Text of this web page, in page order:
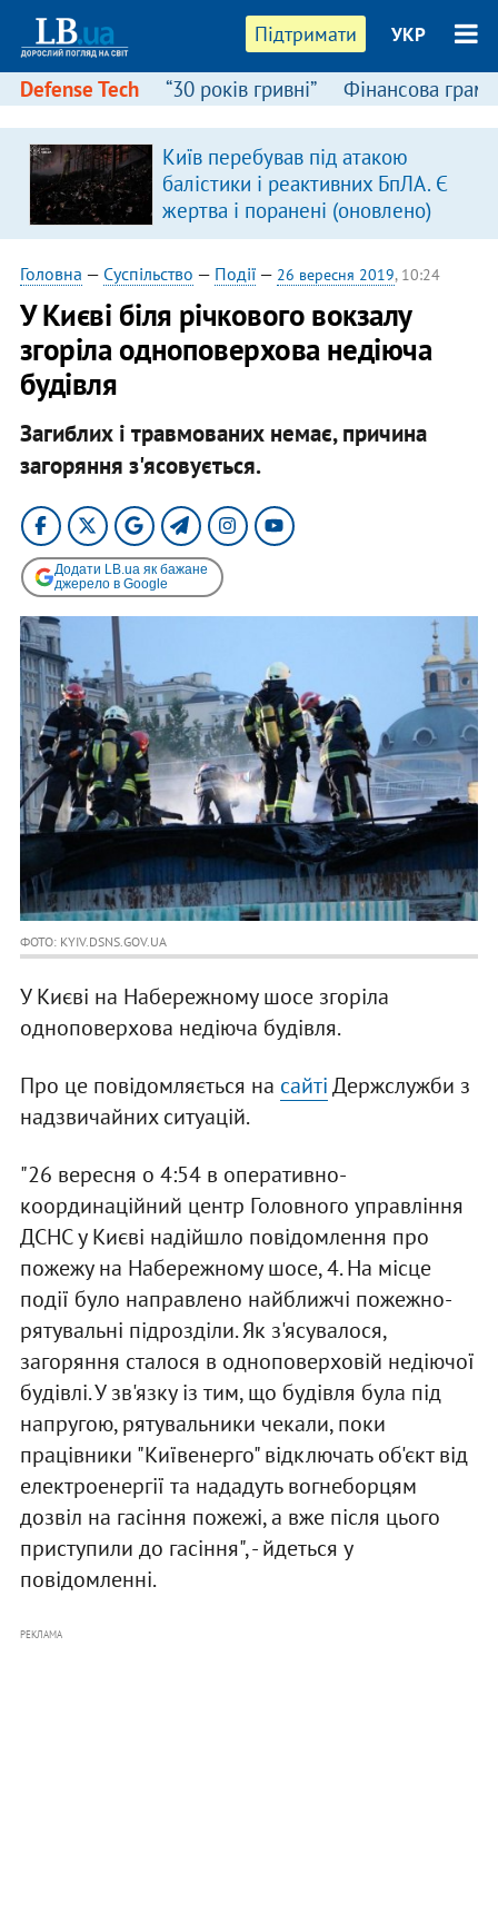
Підтримати УКР
Defense Tech “30 років гривні” Фінансова
Київ перебував під атакою
балістики і реактивних БпЛА. Є
жертва і поранені (оновлено)
Головна — Суспільство — Події— 26 вересня 2019, 10:24
У Києві біля річкового вокзалу
згоріла одноповерхова недіюча
будівля
Загиблих і травмованих немає, причина
загоряння з'ясовується.
Додати LB.ua як бажане
джерело в Google
ФОТО: KYIV.DSNS.GOV.UA
У Києві на Набережному шосе згоріла
одноповерхова недіюча будівля.
Про це повідомляється на сайтіДержслужби з
надзвичайних ситуацій.
"26 вересня о 4:54 в оперативно-
координаційний центр Головного управління
ДСНС у Києві надійшло повідомлення про
пожежу на Набережному шосе, 4. На місце
події було направлено найближчі пожежно-
рятувальні підрозділи. Як з'ясувалося,
загоряння сталося в одноповерховій недіючої
будівлі. У зв'язку із тим, що будівля була під
напругою, рятувальники чекали, поки
працівники "Київенерго" відключать об'єкт від
електроенергії та нададуть вогнеборцям
дозвіл на гасіння пожежі, а вже після цього
приступили до гасіння", - йдеться у
повідомленні.
РЕКЛАМА